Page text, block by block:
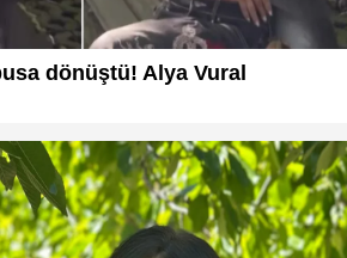
dönüştü! Alya Vural